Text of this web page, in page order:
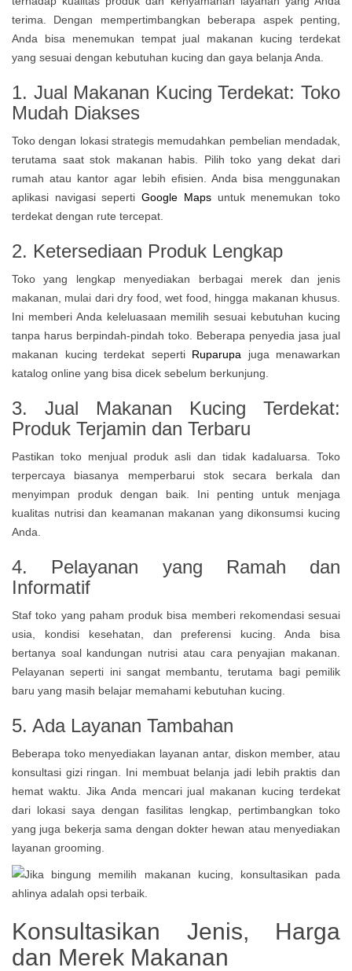
terima. Dengan mempertimbangkan beberapa aspek penting,
Anda bisa menemukan tempat jual makanan kucing terdekat
yang sesuai dengan kebutuhan kucing dan gaya belanja Anda.
1. Jual Makanan Kucing Terdekat: Toko
Mudah Diakses
Toko dengan lokasi strategis memudahkan pembelian mendadak,
terutama saat stok makanan habis. Pilih toko yang dekat dari
rumah atau kantor agar lebih efisien. Anda bisa menggunakan
aplikasi navigasi seperti Google Mapsuntuk menemukan toko
terdekat dengan rute tercepat.
2. Ketersediaan Produk Lengkap
Toko yang lengkap menyediakan berbagai merek dan jenis
makanan, mulai dari dry food, wet food, hingga makanan khusus.
Ini memberi Anda keleluasaan memilih sesuai kebutuhan kucing
tanpa harus berpindah-pindah toko. Beberapa penyedia jasa jual
makanan kucing terdekat seperti Ruparupa juga menawarkan
katalog online yang bisa dicek sebelum berkunjung.
3. Jual Makanan Kucing Terdekat:
Produk Terjamin dan Terbaru
Pastikan toko menjual produk asli dan tidak kadaluarsa. Toko
terpercaya biasanya memperbarui stok secara berkala dan
menyimpan produk dengan baik. Ini penting untuk menjaga
kualitas nutrisi dan keamanan makanan yang dikonsumsi kucing
Anda.
4. Pelayanan yang Ramah dan
Informatif
Staf toko yang paham produk bisa memberi rekomendasi sesuai
usia, kondisi kesehatan, dan preferensi kucing. Anda bisa
bertanya soal kandungan nutrisi atau cara penyajian makanan.
Pelayanan seperti ini sangat membantu, terutama bagi pemilik
baru yang masih belajar memahami kebutuhan kucing.
5. Ada Layanan Tambahan
Beberapa toko menyediakan layanan antar, diskon member, atau
konsultasi gizi ringan. Ini membuat belanja jadi lebih praktis dan
hemat waktu. Jika Anda mencari jual makanan kucing terdekat
dari lokasi saya dengan fasilitas lengkap, pertimbangkan toko
yang juga bekerja sama dengan dokter hewan atau menyediakan
layanan grooming.
Konsultasikan Jenis, Harga
dan Merek Makanan